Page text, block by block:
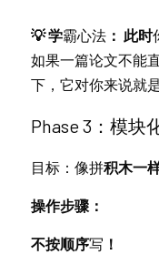
💡 学霸心法 ： 此时
如果一篇论文不能
下，它对你来说就
Phase 3：模块
目标：像拼积木一
操作步骤：
不按顺序写 ！